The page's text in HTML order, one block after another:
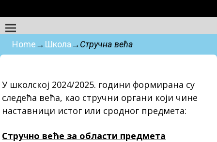
Home→ Школа→Стручна већа
У школској 2024/2025. години формирана су
следећа већа, као стручни органи који чине
наставници истог или сродног предмета:
Стручно веће за области предмета